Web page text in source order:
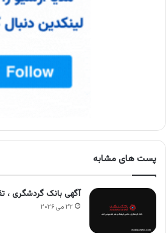
پست های مشابه
آگهی بانک گردشگری ،
۲۲ می ۲۰۲۶